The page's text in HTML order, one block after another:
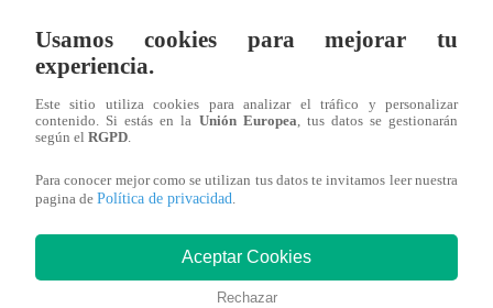
Santiago Suárez
cantar un sencillo que es todo un éxito en redes
Tropical.
El participante, en medio de la tensión que se vivía en
Usamos cookies para mejorar tu
experiencia.
Este sitio utiliza cookies para analizar el tráfico y personalizar
contenido. Si estás en la Unión Europea, tus datos se gestionarán
según el RGPD.
Para conocer mejor como se utilizan tus datos te invitamos leer nuestra
pagina de Política de privacidad.
Aceptar Cookies
Rechazar